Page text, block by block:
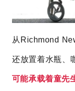
从 Richmond
还放置着水瓶、
可能承载着童先